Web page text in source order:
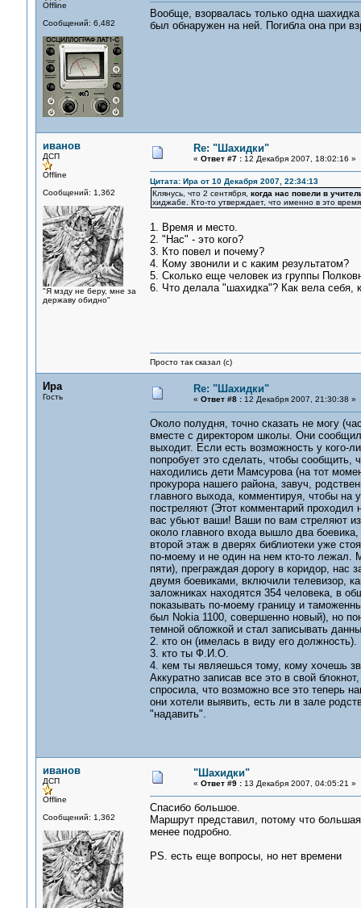
Offline
Сообщений: 6,482
Вообще, взорвалась только одна
был обнаружен на ней. Погибла она при
иванов
ДСП
Offline
Сообщений: 1,362
"Я мзду не беру, мне за
державу обидно"
Re: "Шахидки"
« Ответ #7 :12 Декабря 2007, 18:02:16 »
Цитата: Ира от 10 Декабря 2007, 22:34:13
Клянусь, что 2 сентября, когда нас повели в
хиджабе. Кто-то утверждает, что именно в это
1. Время и место.
2. "Нас" - это кого?
3. Кто повел и почему?
4. Кому звонили и с каким результатом?
5. Сколько еще человек из группы
6. Что делала "шахидка"? Как вела себя,
Просто так сказал (с)
Ира
Гость
Re: "Шахидки"
« Ответ #8 :12 Декабря 2007, 21:30:38 »
Около полудня, точно сказать не могу
вместе с директором школы. Они
выходит. Если есть возможность у кого-
попробует это сделать, чтобы сообщить,
находились дети Мамсурова (на тот
прокурора нашего района, завуч,
главного выхода, комментируя, чтобы на
постреляют (Этот комментарий
вас убьют ваши! Ваши по вам стреляют
около главного входа вышло два
второй этаж в дверях библиотеки уже
по-моему и не один на нем кто-то лежал.
пяти), преграждая дорогу в коридор, нас
двумя боевиками, включили телевизор,
заложниках находятся 354 человека, в
показывать по-моему границу и
был Nokia 1100, совершенно новый), но
темной обложкой и стал записывать
2. кто он (имелась в виду его должность).
3. кто ты Ф.И.О.
4. кем ты являешься тому, кому хочешь
Аккуратно записав все это в свой
спросила, что возможно все это теперь
они хотели выявить, есть ли в зале
"надавить".
иванов
ДСП
Offline
Сообщений: 1,362
"Шахидки"
« Ответ #9 :13 Декабря 2007, 04:05:21 »
Спасибо большое.
Маршрут представил, потому что
менее подробно.
PS. есть еще вопросы, но нет времени